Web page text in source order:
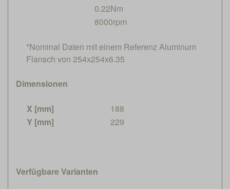
0.22Nm
8000rpm
*Nominal Daten mit einem Referenz Aluminum
Flansch von 254x254x6.35
Dimensionen
X [mm]
188
Y [mm]
229
Verfügbare Varianten